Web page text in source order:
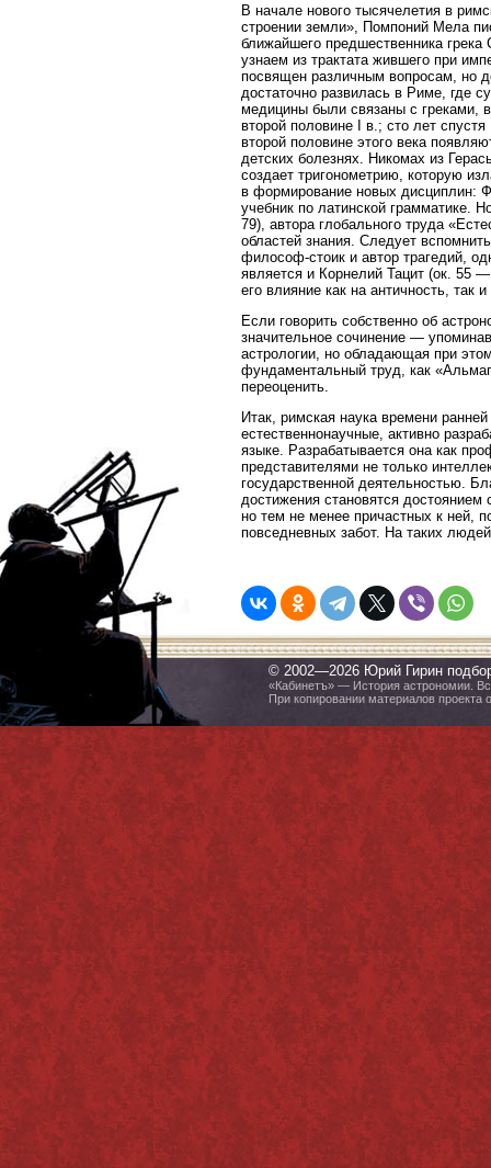
В начале нового тысячелетия в
строении земли», Помпоний Мела
ближайшего предшественника
узнаем из трактата жившего при
посвящен различным вопросам, но
достаточно развилась в Риме, где
медицины были связаны с греками,
второй половине I в.; сто лет
второй половине этого века
детских болезнях. Никомах из
создает тригонометрию, которую
в формирование новых дисциплин:
учебник по латинской грамматике.
79), автора глобального труда
областей знания. Следует
философ-стоик и автор трагедий,
является и Корнелий Тацит (ок. 55
его влияние как на античность,
Если говорить собственно об
значительное сочинение —
астрологии, но обладающая при
фундаментальный труд, как
переоценить.
Итак, римская наука времени
естественнонаучные, активно
языке. Разрабатывается она как
представителями не только
государственной деятельностью.
достижения становятся
но тем не менее причастных к ней,
повседневных забот. На таких
© 2002—2026 Юрий Гирин
«Кабинетъ» — История астрономии.
При копировании материалов проекта